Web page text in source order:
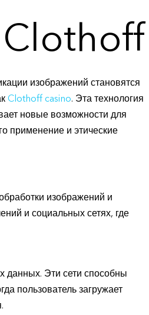
Clothoff
изображений становятся
Clothoff casino. Эта технология
новые возможности для
применение и этические
изображений и
и социальных сетях, где
данных. Эти сети способны
пользователь загружает